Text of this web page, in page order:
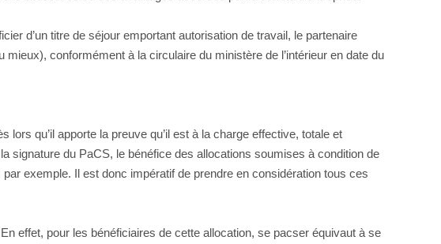
d’un titre de séjour emportant autorisation de travail, le partenaire
conformément à la circulaire du ministère de l’intérieur en date du
qu’il apporte la preuve qu’il est à la charge effective, totale et
signature du PaCS, le bénéfice des allocations soumises à condition de
exemple. Il est donc impératif de prendre en considération tous ces
effet, pour les bénéficiaires de cette allocation, se pacser équivaut à se